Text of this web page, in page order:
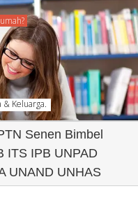
& Keluarga.
Senen Bimbel
ITS IPB UNPAD
UNAND UNHAS